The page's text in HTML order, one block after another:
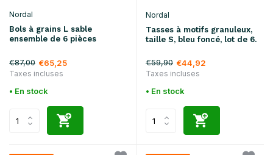
Nordal
Bols à grains L sable
ensemble de 6 pièces
€87,00 €65,25
Taxes incluses
• En stock
Nordal
Tasses à motifs granuleux,
taille S, bleu foncé, lot de 6.
€59,90 €44,92
Taxes incluses
• En stock